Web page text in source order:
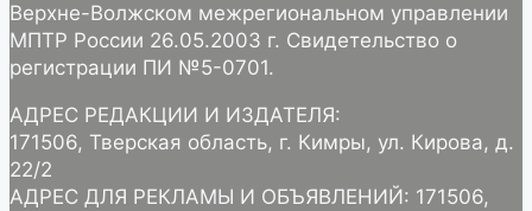
Верхне-Волжском межрегиональном управлении
МПТР России 26.05.2003 г. Свидетельство о
регистрации ПИ №5-0701.
АДРЕС РЕДАКЦИИ И ИЗДАТЕЛЯ:
171506, Тверская область, г. Кимры, ул. Кирова, д.
22/2
АДРЕС ДЛЯ РЕКЛАМЫ И ОБЪЯВЛЕНИЙ: 171506,